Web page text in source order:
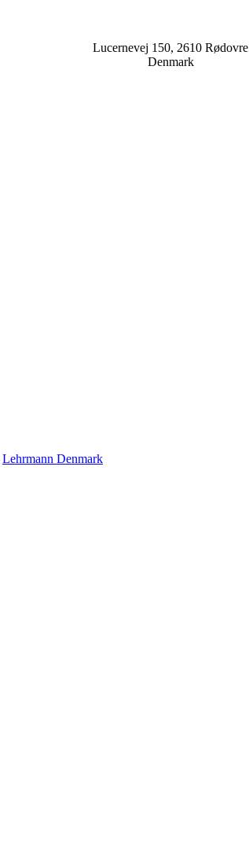
Lucernevej 150, 2610 Rødovre
Denmark
Lehrmann Denmark